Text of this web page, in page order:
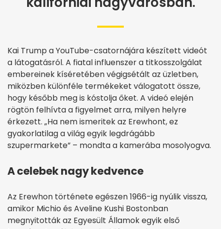
Kai Trump a YouTube-csatornájára készített videót
a látogatásról. A fiatal influenszer a titkosszolgálat
embereinek kíséretében végigsétált az üzletben,
miközben különféle termékeket válogatott össze,
hogy később meg is kóstolja őket. A videó elején
rögtön felhívta a figyelmet arra, milyen helyre
érkezett. „Ha nem ismeritek az Erewhont, ez
gyakorlatilag a világ egyik legdrágább
szupermarkete” – mondta a kamerába mosolyogva.
A celebek nagy kedvence
Az Erewhon története egészen 1966-ig nyúlik vissza,
amikor Michio és Aveline Kushi Bostonban
megnyitották az Egyesült Államok egyik első